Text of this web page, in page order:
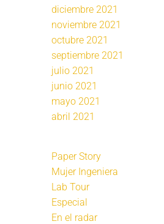
diciembre 2021
noviembre 2021
octubre 2021
septiembre 2021
julio 2021
junio 2021
mayo 2021
abril 2021
Paper Story
Mujer Ingeniera
Lab Tour
Especial
En el radar